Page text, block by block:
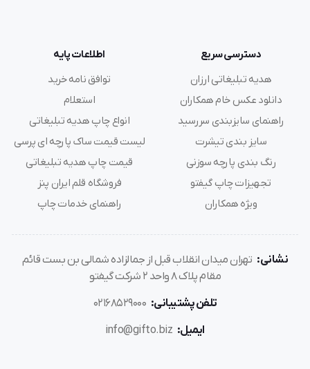
دسترسی سریع
هدیه تبلیغاتی ارزان
دانلود عکس خام همکاران
راهنمای سایزبندی سررسید
سایز بندی تیشرت
رنگ بندی پارچه سوزنی
تجهیزات چاپ گیفتو
ویژه همکاران
اطلاعات پایه
توافق نامه خرید
استعلام
انواع چاپ هدیه تبلیغاتی
لیست قیمت ساک پارچه ای پرسی
قیمت چاپ هدیه تبلیغاتی
فروشگاه قلم ایران پنز
راهنمای خدمات چاپ
نشانی: تهران میدان انقلاب قبل از جمالزاده شمالی بن بست قائم
مقام پلاک 8 واحد 2 شرکت گیفتو
تلفن پشتیبانی: 02168529000
ایمیل: info@gifto.biz